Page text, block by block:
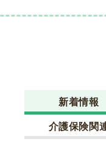
新着情報
介護保険関